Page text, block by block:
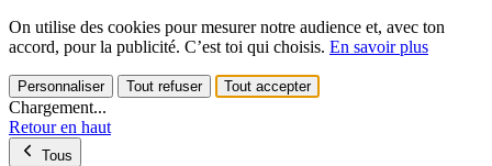
On utilise des cookies pour mesurer notre audience et, avec ton
accord, pour la publicité. C’est toi qui choisis. En savoir plus
Personnaliser Tout refuser Tout accepter
Chargement...
Retour en haut
Tous